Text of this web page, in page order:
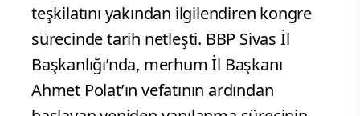
teşkilatını yakından ilgilendiren kongre
sürecinde tarih netleşti. BBP Sivas İl
Başkanlığı’nda, merhum İl Başkanı
Ahmet Polat’ın vefatının ardından